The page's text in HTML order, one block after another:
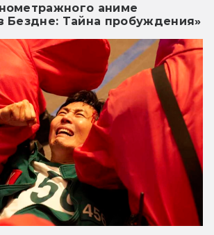
аниме
Бездне: Тайна пробуждения»